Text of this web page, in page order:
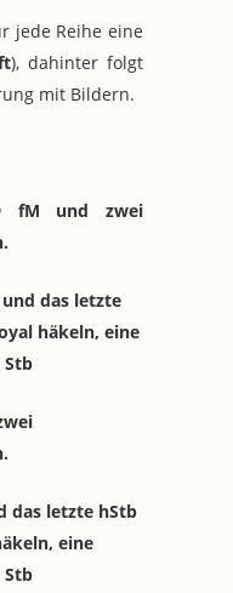
jede Reihe eine
), dahinter folgt
mit Bildern.
fM und zwei
das letzte
häkeln, eine
Stb
das letzte hStb
eine
Stb